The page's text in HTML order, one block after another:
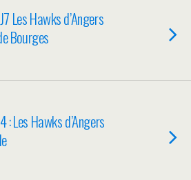
Les Hawks d’Angers
Bourges
: Les Hawks d’Angers